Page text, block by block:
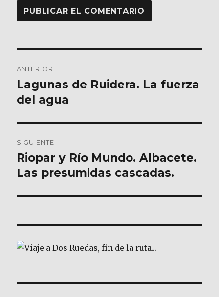
de
entradas
ANTERIOR
Entrada
anterior:
Lagunas de Ruidera. La fuerza
del agua
SIGUIENTE
Entrada
siguiente:
Riopar y Río Mundo. Albacete.
Las presumidas cascadas.